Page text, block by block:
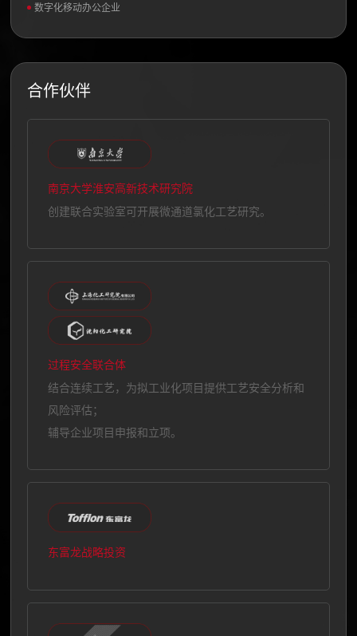
数字化移动办公企业
合作伙伴
南京大学淮安高新技术研究院
创建联合实验室可开展微通道氯化工艺研究。
过程安全联合体
结合连续工艺，为拟工业化项目提供工艺安全分析和
风险评估；
辅导企业项目申报和立项。
东富龙战略投资